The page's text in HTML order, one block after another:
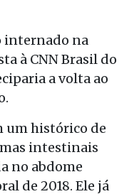
internado na
à CNN Brasil do
a volta ao
um histórico de
intestinais
no abdome
de 2018. Ele já